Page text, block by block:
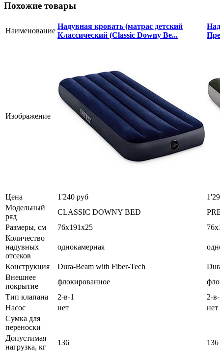
Похожие товары
Наименование
Надувная кровать (матрас детский
Классический (Classic Downy Be...
Изображение
Цена 1'240 руб
Модельный
ряд
CLASSIC DOWNY BED
Размеры, см
76х191х25
Количество
надувных
отсеков
однокамерная
Конструкция Dura-Beam with Fiber-Tech
Внешнее
покрытие
флокированное
Тип клапана
2-в-1
2-
Насос
нет
нет
Сумка для
переноски
Допустимая
нагрузка, кг
136
136